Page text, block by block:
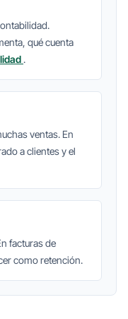
qué cuenta
.
ventas. En
a clientes y el
facturas de
como retención.